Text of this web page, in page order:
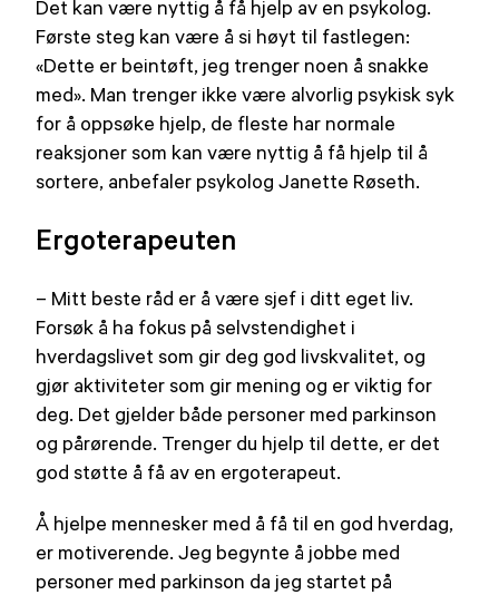
Det kan være nyttig å få hjelp av en psykolog.
Første steg kan være å si høyt til fastlegen:
«Dette er beintøft, jeg trenger noen å snakke
med». Man trenger ikke være alvorlig psykisk syk
for å oppsøke hjelp, de fleste har normale
reaksjoner som kan være nyttig å få hjelp til å
sortere, anbefaler psykolog Janette Røseth.
Ergoterapeuten
– Mitt beste råd er å være sjef i ditt eget liv.
Forsøk å ha fokus på selvstendighet i
hverdagslivet som gir deg god livskvalitet, og
gjør aktiviteter som gir mening og er viktig for
deg. Det gjelder både personer med parkinson
og pårørende. Trenger du hjelp til dette, er det
god støtte å få av en ergoterapeut.
Å hjelpe mennesker med å få til en god hverdag,
er motiverende. Jeg begynte å jobbe med
personer med parkinson da jeg startet på